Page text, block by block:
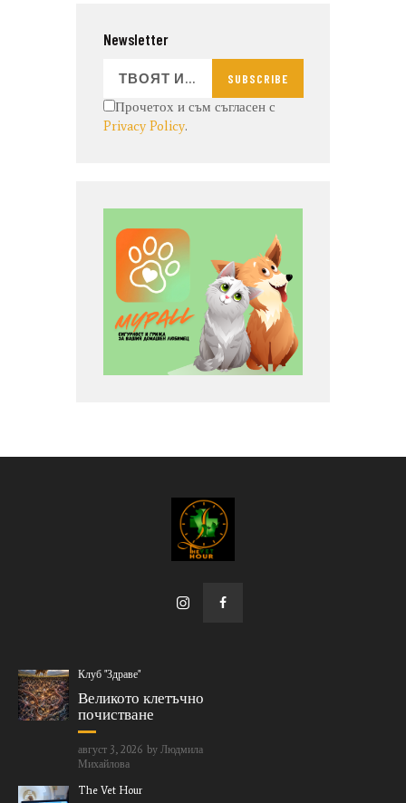
Newsletter
SUBSCRIBE
Прочетох и съм съгласен с
Privacy Policy.
Клуб "Здраве"
Великото клетъчно
почистване
август 3, 2026 by Людмила
Михайлова
The Vet Hour